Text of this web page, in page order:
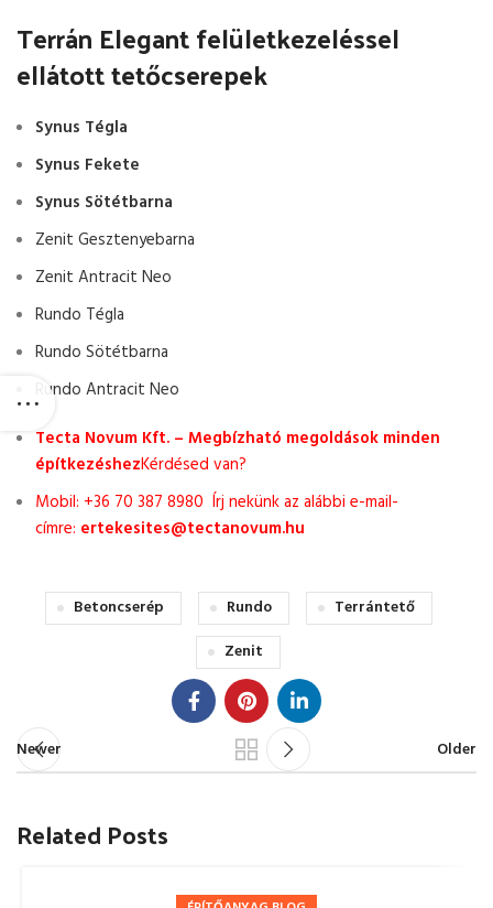
Terrán Elegant felületkezeléssel
ellátott tetőcserepek
Synus Tégla
Synus Fekete
Synus Sötétbarna
Zenit Gesztenyebarna
Zenit Antracit Neo
Rundo Tégla
Rundo Sötétbarna
Rundo Antracit Neo
Tecta Novum Kft. – Megbízható megoldások minden
építkezéshezKérdésed van?
Mobil: +36 70 387 8980 Írj nekünk az alábbi e-mail-
címre: ertekesites@tectanovum.hu
Betoncserép Rundo
Terrántető
Zenit
Newer Older
Related Posts